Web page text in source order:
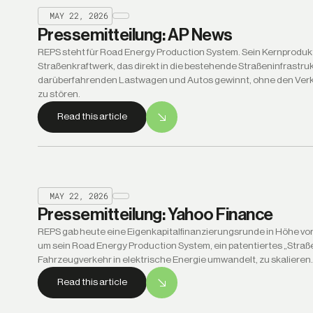
MAY 22, 2026
Pressemitteilung: AP News
REPS steht für Road Energy Production System. Sein
Straßenkraftwerk, das direkt in die bestehende
darüberfahrenden Lastwagen und Autos gewinnt, ohne den
zu stören.
Read this article
MAY 22, 2026
Pressemitteilung: Yahoo Finance
REPS gab heute eine Eigenkapitalfinanzierungsrunde in Höhe
um sein Road Energy Production System, ein patentiertes
Fahrzeugverkehr in elektrische Energie umwandelt, zu skalieren.
Read this article